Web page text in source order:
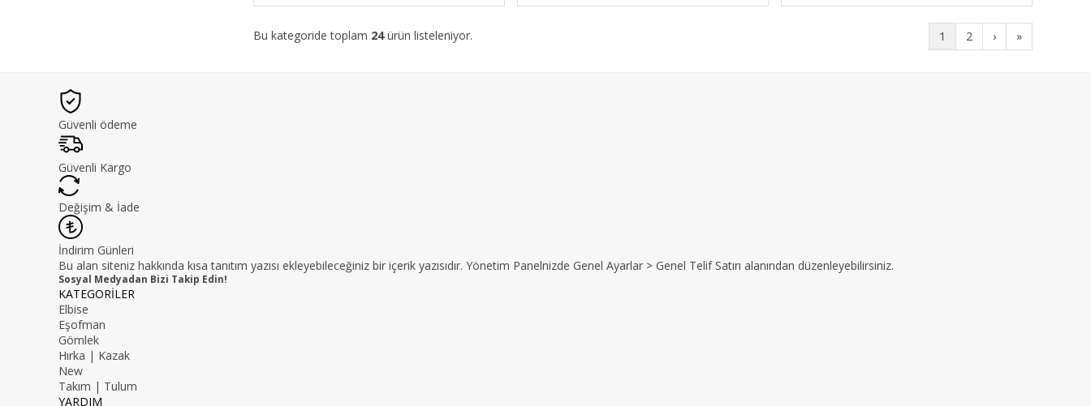
Bu kategoride toplam 24ürün listeleniyor. 1 2 › »
Güvenli ödeme
Güvenli Kargo
Değişim & İade
İndirim Günleri
Bu alan siteniz hakkında kısa tanıtım yazısı ekleyebileceğiniz bir içerik yazısıdır. Yönetim Panelnizde Genel Ayarlar > Genel Telif Satırı alanından düzenleyebilirsiniz.
Sosyal Medyadan Bizi Takip Edin!
KATEGORİLER
Elbise
Eşofman
Gömlek
Hırka | Kazak
New
Takım | Tulum
YARDIM